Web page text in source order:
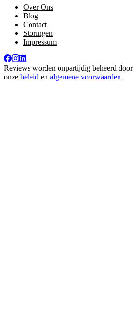
Over Ons
Blog
Contact
Storingen
Impressum
Reviews worden onpartijdig beheerd door
onze beleid en algemene voorwaarden.